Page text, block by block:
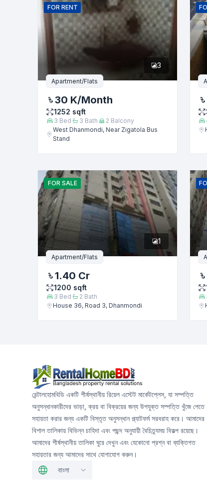
ফোন নম্বর
FOR RENT
3
Apartment/Flats
30 K/Month
1252 sqft
3 Bed 3 Bath 2 Balcony
West Dhanmondi, Near Zigatola Bus
Stand
FOR SALE
1
Apartment/Flats
1.40 Cr
1200 sqft
3 Bed 2 Bath
House 36, Road 3, Dhanmondi
রেন্টালহোমবিডি একটি শীর্ষস্থানীয় রিয়েল এস্টেট মার্কেটপ্লেস, যা সম্পত্তি
অনুসন্ধানকারীদের ভাড়া, ক্রয় বা বিক্রয়ের জন্য উপযুক্ত সম্পত্তি খুঁজে পেতে
সহায়তা করার জন্য একটি বিস্তৃত অনুসন্ধান প্ল্যাটফর্ম সরবরাহ করে। আমাদের
বিশাল তালিকায় বিভিন্ন চাহিদা এবং পছন্দ অনুযায়ী বৈচিত্র্যময় বিকল্প রয়েছে।
আমাদের শীর্ষস্থানীয় তালিকা ঘুরে দেখুন এবং যেকোনো প্রশ্ন বা ব্যক্তিগত
সহায়তার জন্য আমাদের সাথে যোগাযোগ করুন।
বাংলা